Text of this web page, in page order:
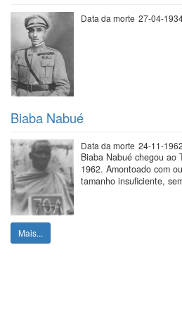
Data da morte 27-04-
Biaba Nabué
Data da morte 24-11-1962
Biaba Nabué chegou ao
1962. Amontoado com
tamanho insuficiente,
Mais...